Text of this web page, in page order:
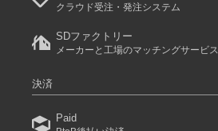
クラウド受注・発注システム
SDファクトリー
メーカーと工場のマッチングサービス
決済
Paid